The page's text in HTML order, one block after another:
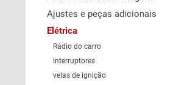
Ajustes e peças adicionais
Elétrica
Rádio do carro
Interruptores
velas de ignição